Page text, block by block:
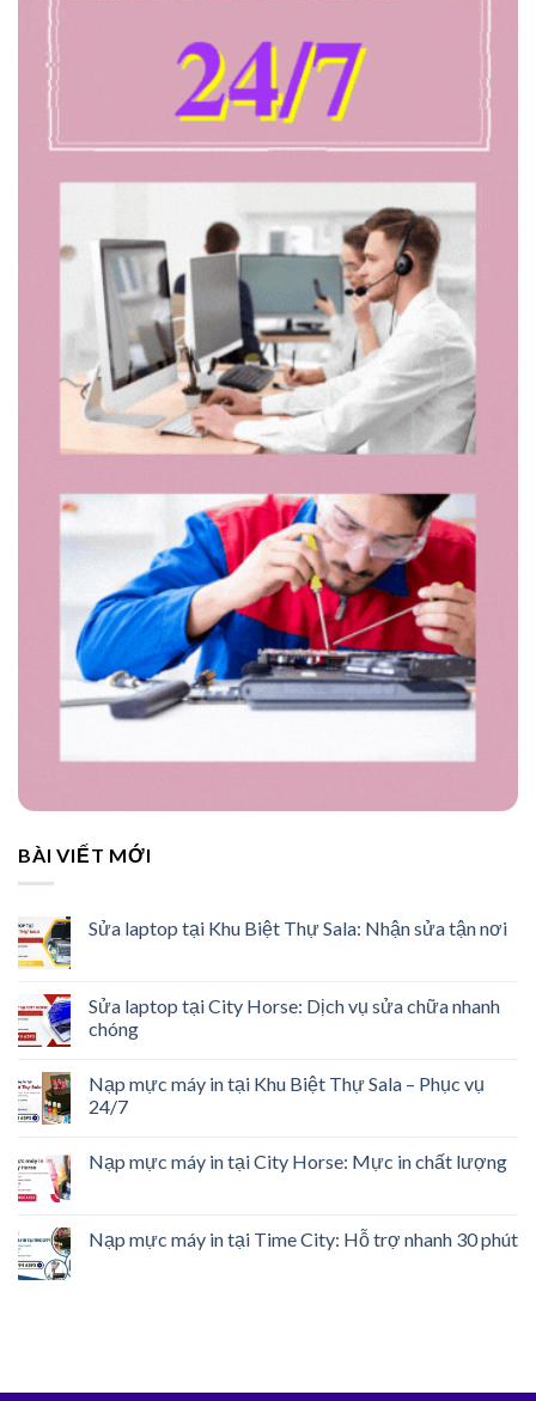
BÀI VIẾT MỚI
Sửa laptop tại Khu Biệt Thự Sala: Nhận sửa tận nơi
Sửa laptop tại City Horse: Dịch vụ sửa chữa nhanh
chóng
Nạp mực máy in tại Khu Biệt Thự Sala – Phục vụ
24/7
Nạp mực máy in tại City Horse: Mực in chất lượng
Nạp mực máy in tại Time City: Hỗ trợ nhanh 30 phút